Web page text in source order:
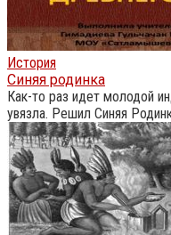
История
Синяя родинка
Как-то раз идет молодой
увязла. Решил Синяя